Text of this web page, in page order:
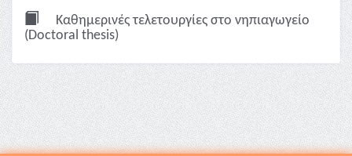
Καθημερινές τελετουργίες στο νηπιαγωγείο
(Doctoral thesis)